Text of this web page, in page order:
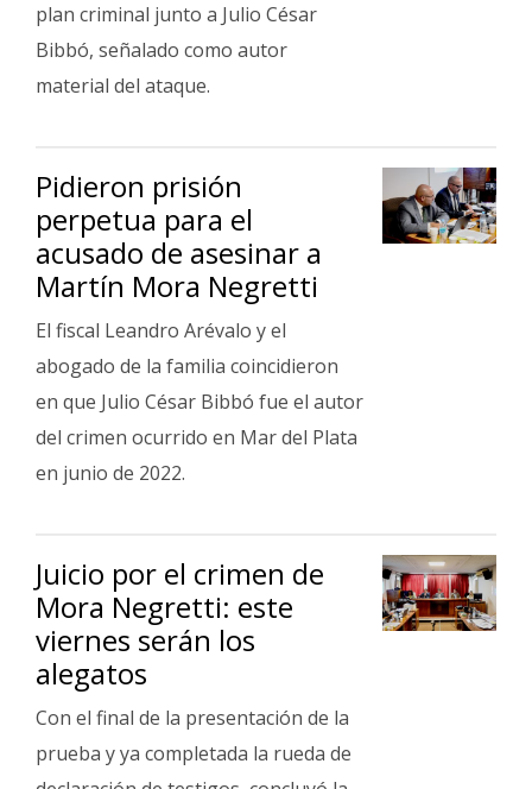
plan criminal junto a Julio César
Bibbó, señalado como autor
material del ataque.
Pidieron prisión
perpetua para el
acusado de asesinar a
Martín Mora Negretti
El fiscal Leandro Arévalo y el
abogado de la familia coincidieron
en que Julio César Bibbó fue el autor
del crimen ocurrido en Mar del Plata
en junio de 2022.
Juicio por el crimen de
Mora Negretti: este
viernes serán los
alegatos
Con el final de la presentación de la
prueba y ya completada la rueda de